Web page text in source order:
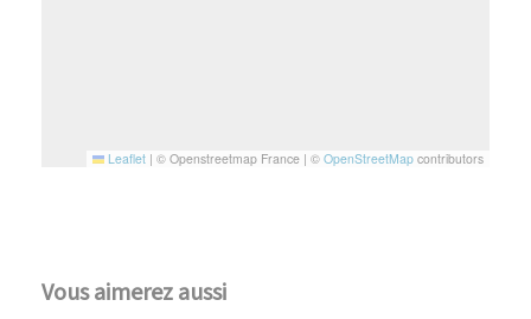
Leaflet | © Openstreetmap France | © OpenStreetMap contributors
Vous aimerez aussi